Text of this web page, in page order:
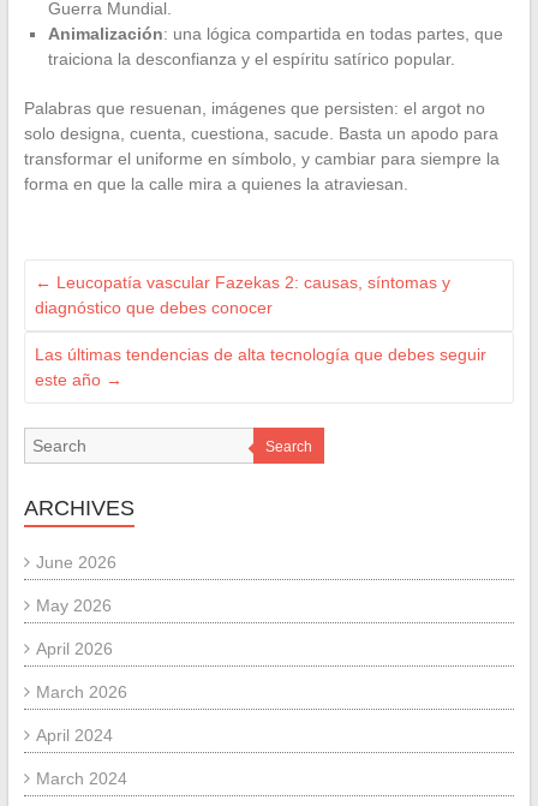
Guerra Mundial.
Animalización: una lógica compartida en todas partes, que
traiciona la desconfianza y el espíritu satírico popular.
Palabras que resuenan, imágenes que persisten: el argot no
solo designa, cuenta, cuestiona, sacude. Basta un apodo para
transformar el uniforme en símbolo, y cambiar para siempre la
forma en que la calle mira a quienes la atraviesan.
← Leucopatía vascular Fazekas 2: causas, síntomas y
diagnóstico que debes conocer
Las últimas tendencias de alta tecnología que debes seguir
este año →
Search
ARCHIVES
June 2026
May 2026
April 2026
March 2026
April 2024
March 2024